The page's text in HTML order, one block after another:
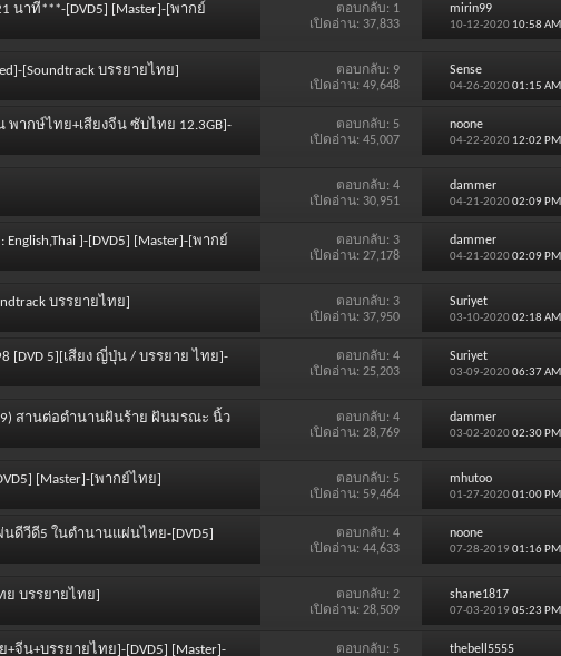
นาที***-[DVD5] [Master]-[พากย์
ตอบกลับ: 1
เปิดอ่าน: 37,833
mirin99
10-12-2020 10:58 AM
[Soundtrack บรรยายไทย] ตอบกลับ: 9
เปิดอ่าน: 49,648
Sense
04-26-202001:15 AM
พากษ์ไทย+เสียงจีน ซับไทย 12.3GB]-
ตอบกลับ: 5
เปิดอ่าน: 45,007
noone
04-22-2020 12:02 PM
ตอบกลับ:4
เปิดอ่าน: 30,951
dammer
04-21-202002:09 PM
]-[DVD5] [Master]-[พากย์
ตอบกลับ: 3
เปิดอ่าน: 27,178
dammer
04-21-202002:09 PM
บรรยายไทย] ตอบกลับ: 3
เปิดอ่าน: 37,950
Suriyet
03-10-202002:18 AM
[DVD 5][เสียง ญี่ปุ่น / บรรยาย ไทย]-
ตอบกลับ:4
เปิดอ่าน: 25,203
Suriyet
03-09-202006:37 AM
สานต่อตำนานฝันร้าย ฝันมรณะ นิ้ว
ตอบกลับ:4
เปิดอ่าน: 28,769
dammer
03-02-202002:30 PM
[Master]-[พากย์ไทย] ตอบกลับ: 5
เปิดอ่าน: 59,464
mhutoo
01-27-202001:00 PM
นดีวีดี5 ในตำนานแผ่นไทย-[DVD5]
ตอบกลับ:4
เปิดอ่าน: 44,633
noone
07-28-2019 01:16 PM
ย บรรยายไทย] ตอบกลับ:2
เปิดอ่าน: 28,509
shane1817
07-03-2019 05:23 PM
+จีน+บรรยายไทย]-[DVD5] [Master]-
ตอบกลับ: 5
thebell5555